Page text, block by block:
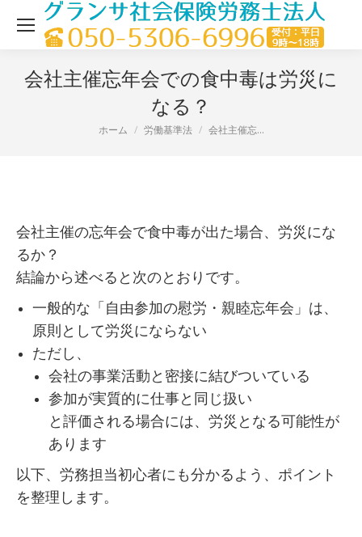
会社主催忘年会での食中毒は労災に
なる？
現在地：
ホーム 労働基準法 会社主催忘…
会社主催の忘年会で食中毒が出た場合、労災にな
るか？
結論から述べると次のとおりです。
一般的な「自由参加の慰労・親睦忘年会」は、
原則として労災にならない
ただし、
会社の事業活動と密接に結びついている
参加が実質的に仕事と同じ扱い
と評価される場合には、労災となる可能性が
あります
以下、労務担当初心者にも分かるよう、ポイント
を整理します。